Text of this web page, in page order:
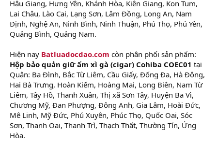
Hậu Giang, Hưng Yên, Khánh Hòa, Kiên Giang, Kon Tum,
Lai Châu, Lào Cai, Lạng Sơn, Lâm Đồng, Long An, Nam
Định, Nghệ An, Ninh Bình, Ninh Thuận, Phú Thọ, Phú Yên,
Quảng Bình, Quảng Nam.
Hiện nay Batluadocdao.com còn phân phối sản phẩm:
Hộp bảo quản giữ ẩm xì gà (cigar) Cohiba COEC01 tại
Quận: Ba Đình, Bắc Từ Liêm, Cầu Giấy, Đống Đa, Hà Đông,
Hai Bà Trưng, Hoàn Kiếm, Hoàng Mai, Long Biên, Nam Từ
Liêm, Tây Hồ, Thanh Xuân, Thị xã Sơn Tây, Huyện Ba Vì,
Chương Mỹ, Đan Phượng, Đông Anh, Gia Lâm, Hoài Đức,
Mê Linh, Mỹ Đức, Phú Xuyên, Phúc Thọ, Quốc Oai, Sóc
Sơn, Thanh Oai, Thanh Trì, Thạch Thất, Thường Tín, Ứng
Hòa.